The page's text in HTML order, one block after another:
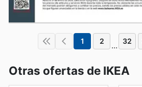
1 2 ... 32
Otras ofertas de IKEA